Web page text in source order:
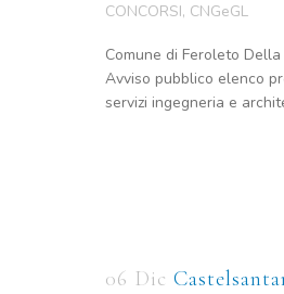
CONCORSI, CNGeGL
Comune di Feroleto Della
Avviso pubblico elenco
servizi ingegneria e
06 Dic